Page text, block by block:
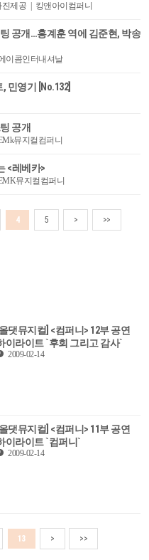
제공 | 킹앤아이컴퍼니
공개…홍계훈 역에 김준현, 박송
이콤인터내셔날
, 민영기 [No.132]
공개
뮤지컬컴퍼니
<레베카>
뮤지컬컴퍼니
4 5 > >>
[올댓뮤지컬] <컴퍼니> 12부 공연
이라이트 `후회 그리고 감사`
2009-02-14
댓뮤지컬] <컴퍼니> 11부 공연
이라이트 `컴퍼니`
2009-02-14
13 > >>